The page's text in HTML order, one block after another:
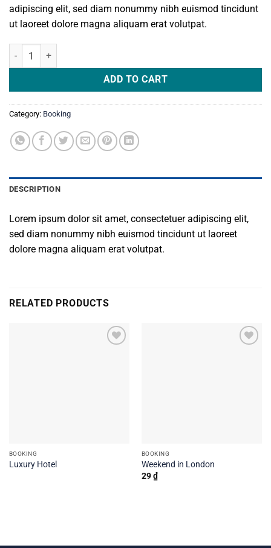
adipiscing elit, sed diam nonummy nibh euismod tincidunt
ut laoreet dolore magna aliquam erat volutpat.
Weekend in San Fransico quantity
ADD TO CART
Category: Booking
DESCRIPTION
Lorem ipsum dolor sit amet, consectetuer adipiscing elit,
sed diam nonummy nibh euismod tincidunt ut laoreet
dolore magna aliquam erat volutpat.
RELATED PRODUCTS
BOOKING
Luxury Hotel
BOOKING
Weekend in London
29₫